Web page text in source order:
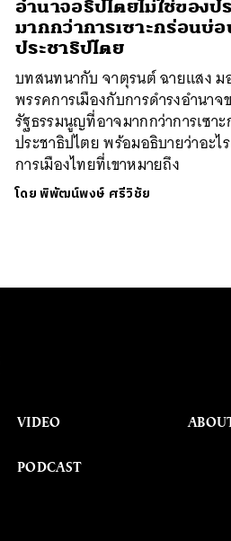
อำนาจอธิปไตยไม่ใช่ของป
มากกว่าการเซาะกร่อนบ่
ประชาธิปไตย
บทสนทนากับ จาตุรนต์ ฉายแสง ม
พรรคการเมืองกับการดำรงอำนาจ
รัฐธรรมนูญที่อาจมากกว่าการเซา
ประชาธิปไตย พร้อมอธิบายว่าอะไร
การเมืองไทยที่เขาหมายถึง
โดยพิพัฒน์พงษ์ ศรีวิชัย
VIDEO
PODCAST
SHARE